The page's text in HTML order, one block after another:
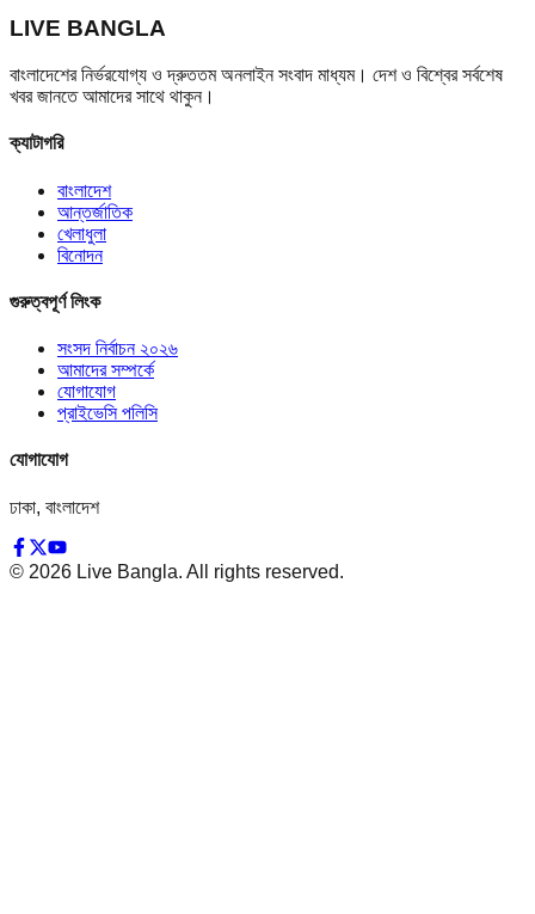
LIVE BANGLA
বাংলাদেশের নির্ভরযোগ্য ও দ্রুততম অনলাইন সংবাদ মাধ্যম। দেশ ও বিশ্বের সর্বশেষ
খবর জানতে আমাদের সাথে থাকুন।
ক্যাটাগরি
বাংলাদেশ
আন্তর্জাতিক
খেলাধুলা
বিনোদন
গুরুত্বপূর্ণ লিংক
সংসদ নির্বাচন ২০২৬
আমাদের সম্পর্কে
যোগাযোগ
প্রাইভেসি পলিসি
যোগাযোগ
ঢাকা, বাংলাদেশ
© 2026 Live Bangla. All rights reserved.